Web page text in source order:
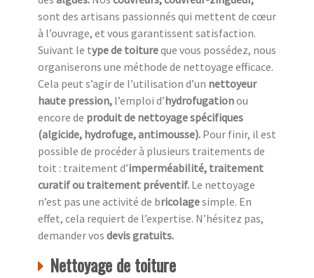
sont des artisans passionnés qui mettent de cœur
à l’ouvrage, et vous garantissent satisfaction.
Suivant le type de toitureque vous possédez, nous
organiserons une méthode de nettoyage efficace.
Cela peut s’agir de l’utilisation d’un nettoyeur
haute pression, l’emploi d’hydrofugationou
encore de produit de nettoyage spécifiques
(algicide, hydrofuge, antimousse). Pour finir, il est
possible de procéder à plusieurs traitements de
toit : traitement d’imperméabilité, traitement
curatif ou traitement préventif. Le nettoyage
n’est pas une activité de bricolagesimple. En
effet, cela requiert de l’expertise. N’hésitez pas,
demander vos devis gratuits.
Nettoyage de toiture